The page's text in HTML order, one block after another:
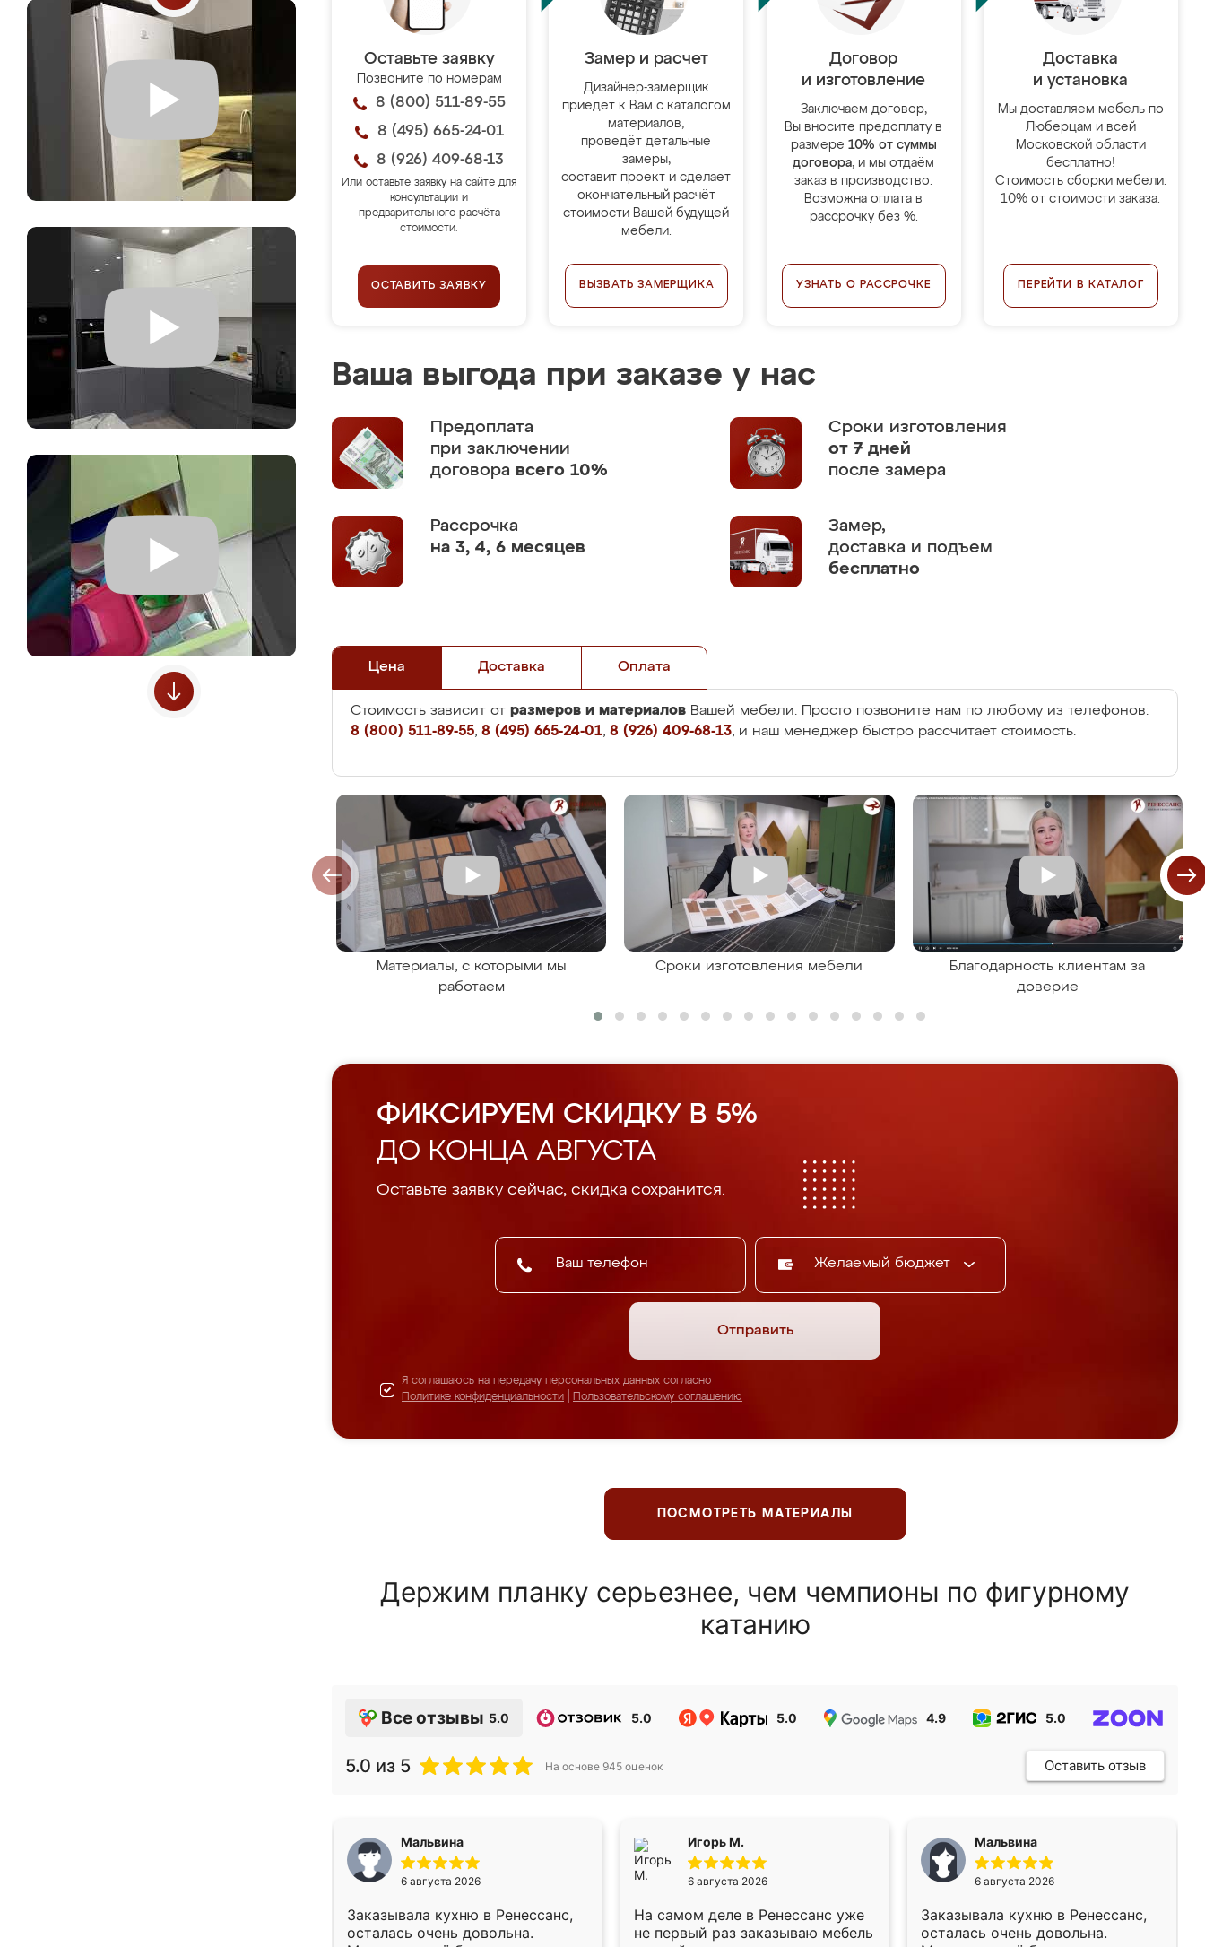
Оставьте заявку
Позвоните по номерам
8 (800) 511-89-55
8 (495) 665-24-01
8 (926) 409-68-13
Или оставьте заявку на сайте для
консультации и
предварительного расчёта
стоимости.
ОСТАВИТЬ ЗАЯВКУ
Замер и расчет
Дизайнер-замерщик
приедет к Вам с каталогом
материалов,
проведёт детальные
замеры,
составит проект и сделает
окончательный расчёт
стоимости Вашей будущей
мебели.
ВЫЗВАТЬ ЗАМЕРЩИКА
Договор
и изготовление
Заключаем договор,
Вы вносите предоплату в
размере 10% от суммы
договора, и мы отдаём
заказ в производство.
Возможна оплата в
рассрочку без %.
УЗНАТЬ О РАССРОЧКЕ
Доставка
и установка
Мы доставляем мебель по
Люберцам и всей
Московской области
бесплатно!
Стоимость сборки мебели:
10% от стоимости заказа.
ПЕРЕЙТИ В КАТАЛОГ
Ваша выгода при заказе у нас
Предоплата
при заключении
договора всего 10%
Сроки изготовления
от 7 дней
после замера
Рассрочка
на 3, 4, 6 месяцев
Замер,
доставка и подъем
бесплатно
Цена Доставка Оплата
Стоимость зависит от размеров и материалов Вашей мебели. Просто позвоните нам по любому из телефонов:
8 (800) 511-89-55, 8 (495) 665-24-01, 8 (926) 409-68-13, и наш менеджер быстро рассчитает стоимость.
Материалы, с которыми мы
работаем
Сроки изготовления мебели
Благодарность клиентам за
доверие
ФИКСИРУЕМ СКИДКУ В 5%
ДО КОНЦА АВГУСТА
Оставьте заявку сейчас, скидка сохранится.
Желаемый бюджет
Отправить
Я соглашаюсь на передачу персональных данных согласно
Политике конфиденциальности
Пользовательскому соглашению
ПОСМОТРЕТЬ МАТЕРИАЛЫ
Держим планку серьезнее, чем чемпионы по фигурному
катанию
Все отзывы 5.0 5.0 5.0 4.9 5.0
5.0 из 5 На основе 945 оценок Оставить отзыв
Мальвина
6 августа 2026
Заказывала кухню в Ренессанс,
осталась очень довольна.
Игорь М.
6 августа 2026
На самом деле в Ренессанс уже
не первый раз заказываю мебель
Мальвина
6 августа 2026
Заказывала кухню в Ренессанс,
осталась очень довольна.